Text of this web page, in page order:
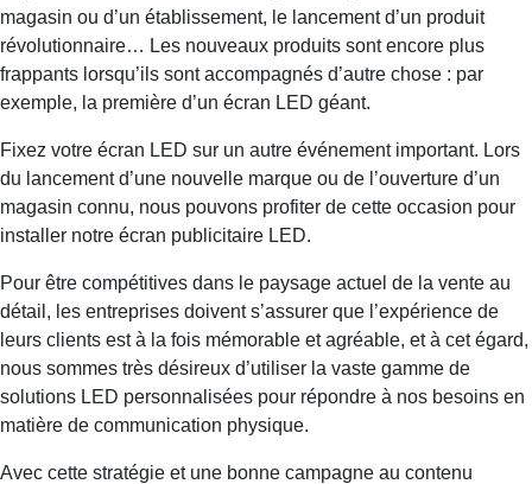
magasin ou d’un établissement, le lancement d’un produit
révolutionnaire… Les nouveaux produits sont encore plus
frappants lorsqu’ils sont accompagnés d’autre chose : par
exemple, la première d’un écran LED géant.
Fixez votre écran LED sur un autre événement important. Lors
du lancement d’une nouvelle marque ou de l’ouverture d’un
magasin connu, nous pouvons profiter de cette occasion pour
installer notre écran publicitaire LED.
Pour être compétitives dans le paysage actuel de la vente au
détail, les entreprises doivent s’assurer que l’expérience de
leurs clients est à la fois mémorable et agréable, et à cet égard,
nous sommes très désireux d’utiliser la vaste gamme de
solutions LED personnalisées pour répondre à nos besoins en
matière de communication physique.
Avec cette stratégie et une bonne campagne au contenu